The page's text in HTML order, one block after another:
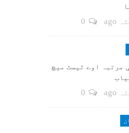
بعد پہلی مرتبہ اوے ٹیسٹ میچ